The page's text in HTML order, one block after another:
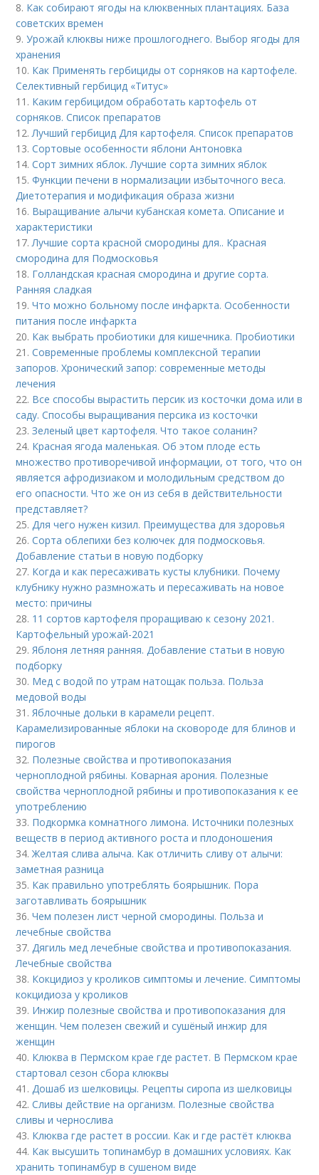
8. Как собирают ягоды на клюквенных плантациях. База
советских времен
9.Урожай клюквы ниже прошлогоднего. Выбор ягоды для
хранения
10. Как Применять гербициды от сорняков на картофеле.
Селективный гербицид «Титус»
11. Каким гербицидом обработать картофель от
сорняков. Список препаратов
12.Лучший гербицид Для картофеля. Список препаратов
13.Сортовые особенности яблони Антоновка
14.Сорт зимних яблок. Лучшие сорта зимних яблок
15.Функции печени в нормализации избыточного веса.
Диетотерапия и модификация образа жизни
16. Выращивание алычи кубанская комета. Описание и
характеристики
17.Лучшие сорта красной смородины для.. Красная
смородина для Подмосковья
18. Голландская красная смородина и другие сорта.
Ранняя сладкая
19.Что можно больному после инфаркта. Особенности
питания после инфаркта
20. Как выбрать пробиотики для кишечника. Пробиотики
21.Современные проблемы комплексной терапии
запоров. Хронический запор: современные методы
лечения
22. Все способы вырастить персик из косточки дома или в
саду. Способы выращивания персика из косточки
23.Зеленый цвет картофеля. Что такое соланин?
24. Красная ягода маленькая. Об этом плоде есть
множество противоречивой информации, от того, что он
является афродизиаком и молодильным средством до
его опасности. Что же он из себя в действительности
представляет?
25.Для чего нужен кизил. Преимущества для здоровья
26.Сорта облепихи без колючек для подмосковья.
Добавление статьи в новую подборку
27. Когда и как пересаживать кусты клубники. Почему
клубнику нужно размножать и пересаживать на новое
место: причины
28. 11 сортов картофеля проращиваю к сезону 2021.
Картофельный урожай-2021
29.Яблоня летняя ранняя. Добавление статьи в новую
подборку
30. Мед с водой по утрам натощак польза. Польза
медовой воды
31.Яблочные дольки в карамели рецепт.
Карамелизированные яблоки на сковороде для блинов и
пирогов
32. Полезные свойства и противопоказания
черноплодной рябины. Коварная арония. Полезные
свойства черноплодной рябины и противопоказания к ее
употреблению
33. Подкормка комнатного лимона. Источники полезных
веществ в период активного роста и плодоношения
34.Желтая слива алыча. Как отличить сливу от алычи:
заметная разница
35. Как правильно употреблять боярышник. Пора
заготавливать боярышник
36.Чем полезен лист черной смородины. Польза и
лечебные свойства
37.Дягиль мед лечебные свойства и противопоказания.
Лечебные свойства
38. Кокцидиоз у кроликов симптомы и лечение. Симптомы
кокцидиоза у кроликов
39. Инжир полезные свойства и противопоказания для
женщин. Чем полезен свежий и сушёный инжир для
женщин
40. Клюква в Пермском крае где растет. В Пермском крае
стартовал сезон сбора клюквы
41.Дошаб из шелковицы. Рецепты сиропа из шелковицы
42.Сливы действие на организм. Полезные свойства
сливы и чернослива
43. Клюква где растет в россии. Как и где растёт клюква
44. Как высушить топинамбур в домашних условиях. Как
хранить топинамбур в сушеном виде